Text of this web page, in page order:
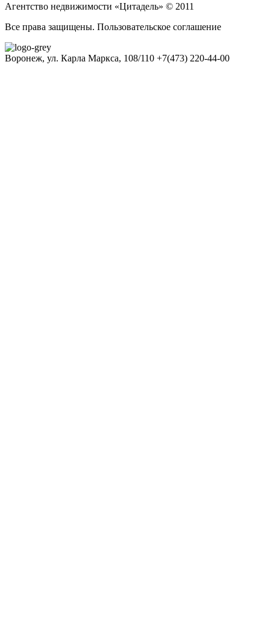
Агентство недвижимости «Цитадель» © 2011
Все права защищены. Пользовательское соглашение
Воронеж, ул. Карла Маркса, 108/110 +7(473) 220-44-00